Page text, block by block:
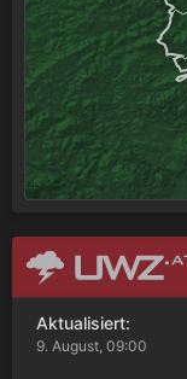
Aktualisiert:
9. August, 09:00